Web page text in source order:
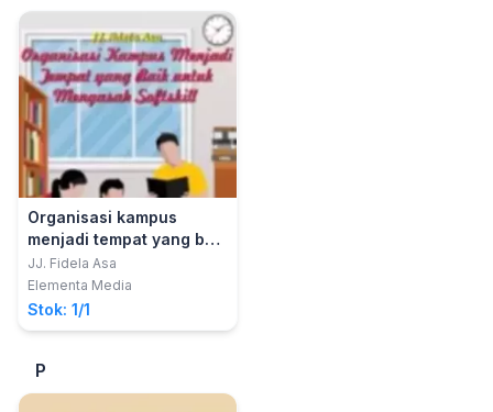
Organisasi kampus
menjadi tempat yang baik
untuk mengasah softskill
JJ. Fidela Asa
Elementa Media
Stok: 1/1
P